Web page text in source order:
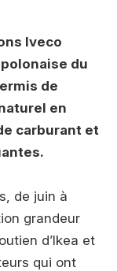
Iveco
du
de
en
carburant et
de juin à
grandeur
d’Ikea et
qui ont